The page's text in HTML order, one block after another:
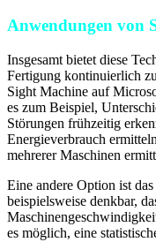
Anwendungen von
Insgesamt bietet diese
Fertigung kontinuierlich
Sight Machine auf
es zum Beispiel,
Störungen frühzeitig
Energieverbrauch
mehrerer Maschinen
Eine andere Option ist
beispielsweise denkbar,
es möglich, eine